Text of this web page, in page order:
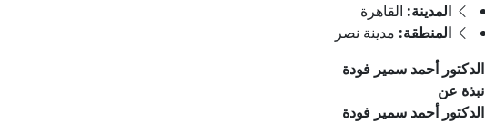
المدينة: القاهرة
المنطقة: مدينة نصر
الدكتور أحمد سمير فودة
نبذة عن
الدكتور أحمد سمير فودة